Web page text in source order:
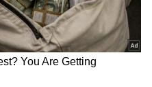
Ballari: ನಾಗೇಂದ್ರ ರಾಜೀನಾಮೆ
ಕೇಳೋರಿಗೆ ಮರ್ಯಾದೆ
ಇದೆಯೇನ್ರಿ? - ಸಚಿವ ಖಂಡ್ರೆ